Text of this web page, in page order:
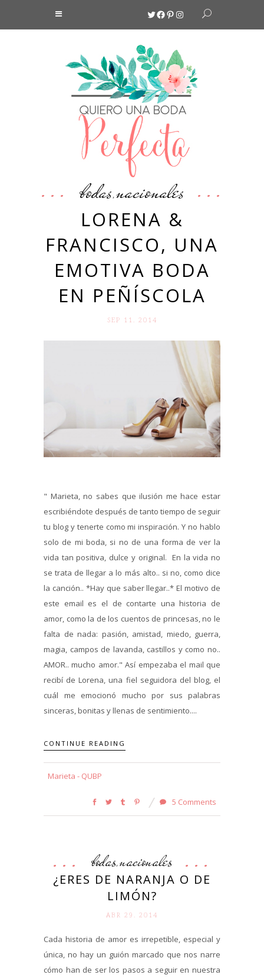
Twitter
Facebook
Pinterest
Instagram
bodas,nacionales
LORENA &
FRANCISCO, UNA
EMOTIVA BODA
EN PEÑÍSCOLA
SEP 11. 2014
" Marieta, no sabes que ilusión me hace estar
escribiéndote después de tanto tiempo de seguir
tu blog y tenerte como mi inspiración. Y no hablo
solo de mi boda, si no de una forma de ver la
vida tan positiva, dulce y original. En la vida no
se trata de llegar a lo más alto.. si no, como dice
la canción.. *Hay que saber llegar..* El motivo de
este email es el de contarte una historia de
amor, como la de los cuentos de princesas, no le
falta de nada: pasión, amistad, miedo, guerra,
magia, campos de lavanda, castillos y como no..
AMOR.. mucho amor." Así empezaba el mail que
recibí de Lorena, una fiel seguidora del blog, el
cuál me emocionó mucho por sus palabras
sinceras, bonitas y llenas de sentimiento....
CONTINUE READING
Marieta - QUBP
5 Comments
bodas,nacionales
¿ERES DE NARANJA O DE
LIMÓN?
ABR 29. 2014
Cada historia de amor es irrepetible, especial y
única, no hay un guión marcado que nos narre
cómo han de ser los pasos a seguir en nuestra